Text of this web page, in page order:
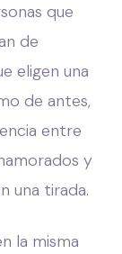
que
de
eligen una
de antes,
entre
y
una tirada.
la misma